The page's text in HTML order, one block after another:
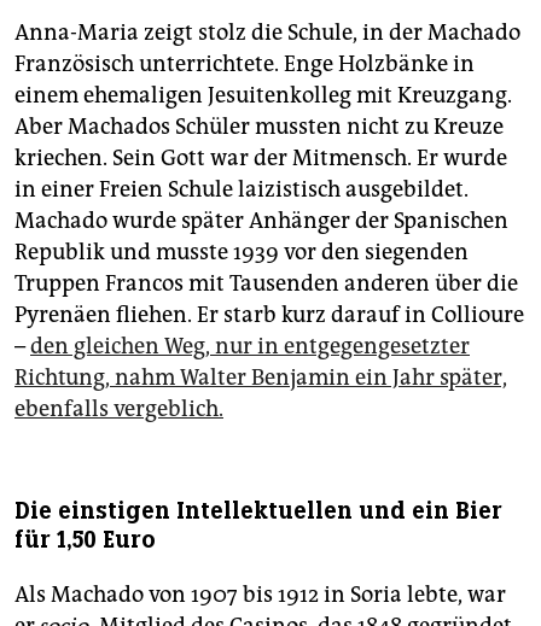
Anna-Maria zeigt stolz die Schule, in der Machado
Französisch unterrichtete. Enge Holzbänke in
einem ehemaligen Jesuitenkolleg mit Kreuzgang.
Aber Machados Schüler mussten nicht zu Kreuze
kriechen. Sein Gott war der Mitmensch. Er wurde
in einer Freien Schule laizistisch ausgebildet.
Machado wurde später Anhänger der Spanischen
Republik und musste 1939 vor den siegenden
Truppen Francos mit Tausenden anderen über die
Pyrenäen fliehen. Er starb kurz darauf in Collioure
–den gleichen Weg, nur in entgegengesetzter
Richtung, nahm Walter Benjamin ein Jahr später,
ebenfalls vergeblich.
Die einstigen Intellektuellen und ein Bier
für 1,50 Euro
Als Machado von 1907 bis 1912 in Soria lebte, war